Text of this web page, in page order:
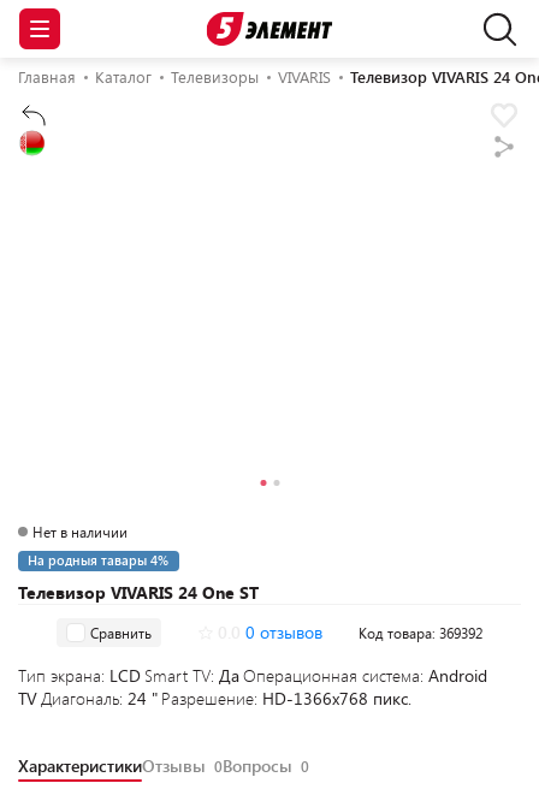
Главная Каталог Телевизоры VIVARIS Телевизор VIVARIS 24
Телевизор VIVARIS 24 One ST
Нет в наличии
На родныя тавары 4%
Сравнить 0 отзывов Код товара: 369392
Тип экрана: LCD Smart TV: ДаОперационная система: Android
TVДиагональ: 24 " Разрешение: HD-1366x768 пикс.
ХарактеристикиОтзывы 0Вопросы 0